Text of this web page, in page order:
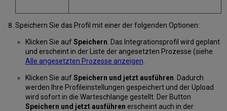
Speichern Sie das Profil mit einer der folgenden Optionen:
Klicken Sie aufSpeichern . Das Integrationsprofil wird geplant
und erscheint in der Liste der angesetzten Prozesse (siehe
Alle angesetzten Prozesse anzeigen
Klicken Sie aufSpeichern und jetzt ausführen . Dadurch
werden Ihre Profileinstellungen gespeichert und der Upload
wird sofort in die Warteschlange gestellt. Der Button
Speichern und jetzt ausführen erscheint auch in der